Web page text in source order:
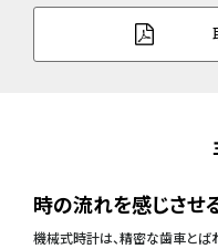
時の流れを感じさせ
機械式時計は、精密な歯車とば